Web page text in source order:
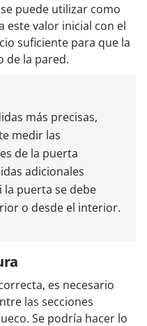
puede utilizar como
este valor inicial con el
suficiente para que la
de la pared.
más precisas,
medir las
de la puerta
adicionales
puerta se debe
o desde el interior.
es necesario
las secciones
Se podría hacer lo